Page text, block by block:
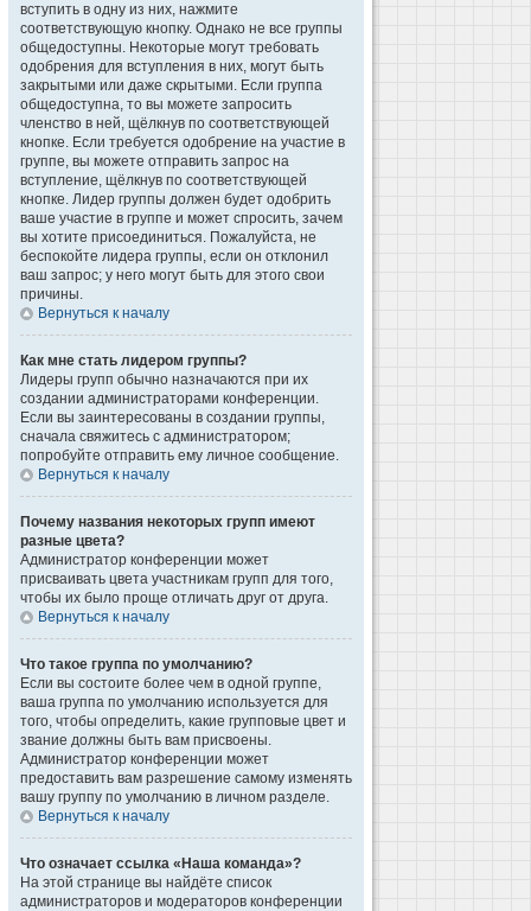
вступить в одну из них, нажмите
соответствующую кнопку. Однако не все группы
общедоступны. Некоторые могут требовать
одобрения для вступления в них, могут быть
закрытыми или даже скрытыми. Если группа
общедоступна, то вы можете запросить
членство в ней, щёлкнув по соответствующей
кнопке. Если требуется одобрение на участие в
группе, вы можете отправить запрос на
вступление, щёлкнув по соответствующей
кнопке. Лидер группы должен будет одобрить
ваше участие в группе и может спросить, зачем
вы хотите присоединиться. Пожалуйста, не
беспокойте лидера группы, если он отклонил
ваш запрос; у него могут быть для этого свои
причины.
Вернуться к началу
Как мне стать лидером группы?
Лидеры групп обычно назначаются при их
создании администраторами конференции.
Если вы заинтересованы в создании группы,
сначала свяжитесь с администратором;
попробуйте отправить ему личное сообщение.
Вернуться к началу
Почему названия некоторых групп имеют
разные цвета?
Администратор конференции может
присваивать цвета участникам групп для того,
чтобы их было проще отличать друг от друга.
Вернуться к началу
Что такое группа по умолчанию?
Если вы состоите более чем в одной группе,
ваша группа по умолчанию используется для
того, чтобы определить, какие групповые цвет и
звание должны быть вам присвоены.
Администратор конференции может
предоставить вам разрешение самому изменять
вашу группу по умолчанию в личном разделе.
Вернуться к началу
Что означает ссылка «Наша команда»?
На этой странице вы найдёте список
администраторов и модераторов конференции